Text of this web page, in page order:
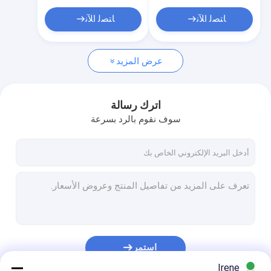
ﺎﺘﺼﻟ ﺍﻶﻧ ﺎﺘﺼﻟ ﺍﻶﻧ
عرض المزيد
اترك رسالة
سوف نقوم بالرد بسرعة
استمر
Irene